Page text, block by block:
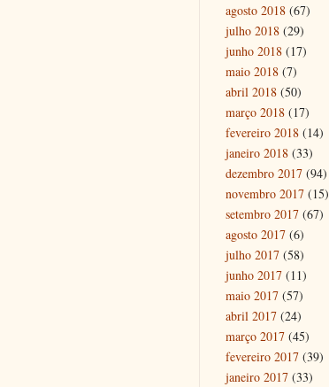
agosto 2018 (67)
julho 2018 (29)
junho 2018 (17)
maio 2018 (7)
abril 2018 (50)
março 2018 (17)
fevereiro 2018 (14)
janeiro 2018 (33)
dezembro 2017 (94)
novembro 2017 (15)
setembro 2017 (67)
agosto 2017 (6)
julho 2017 (58)
junho 2017 (11)
maio 2017 (57)
abril 2017 (24)
março 2017 (45)
fevereiro 2017 (39)
janeiro 2017 (33)